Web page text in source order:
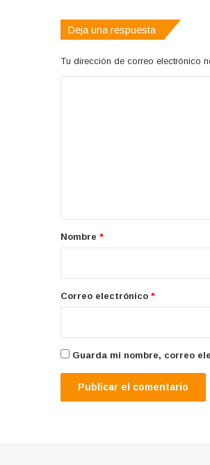
Deja una respuesta
Tu dirección de correo electrónico
r
*
Nombre *
Correo electrónico *
Guarda mi nombre, correo